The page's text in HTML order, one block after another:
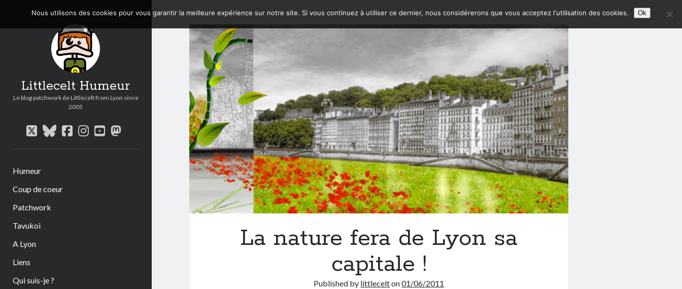
Littlecelt Humeur
Le blog patchwork de Littlecelt from Lyon since
2005
twitterbluesky
facebook
instagram
youtube
mastodon
Humeur
Coup de coeur
Patchwork
Tavukoi
A Lyon
Liens
Qui suis-je ?
La nature fera de Lyon sa
capitale !
Published by littlecelton01/06/2011
Nous utilisons des cookies pour vous garantir la meilleure expérience sur notre site. Si vous continuez à utiliser ce dernier, nous considérerons que vous acceptez l'utilisation des cookies. Ok